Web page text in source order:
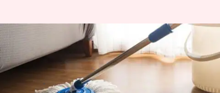
लॉकडाउन: फ्लोर क्लीनर खत्म हो
गया है? घर में मौजूद इन चीजों से करें
सफाई
लेखन अंजली Apr 23, 2020 10:19 am